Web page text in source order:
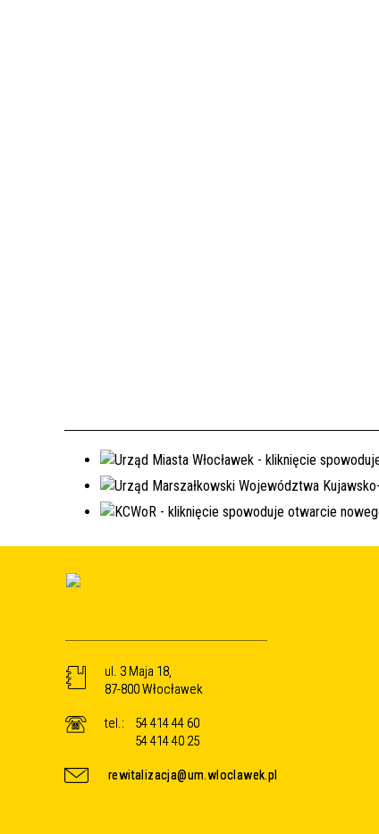
ul. 3 Maja 18,
87-800 Włocławek
tel.:
54 414 44 60
54 414 40 25
rewitalizacja@um.wloclawek.pl